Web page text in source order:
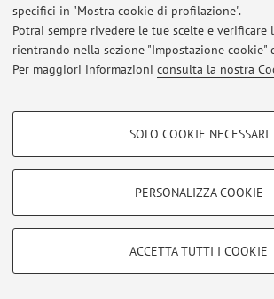
specifici in "Mostra cookie di profilazione".
Potrai sempre rivedere le tue scelte e verificare
rientrando nella sezione "Impostazione cookie"
Per maggiori informazioni consulta la nostra
COOKIE DI PROFILAZIONE - FACOLTATIVI
COOKIE TECNICI - NECESSARI
Si tratta di cookie tecnici utilizzati, a titolo
SOLO COOKIE NECESSARI
PERSONALIZZA COOKIE
ACCETTA TUTTI I COOKIE
Area riservata
Accedi tramiteloginper gestire tutti i contenuti
© 2026 - ALMA MATER STUDIORUM -
Zamboni, 33 - 40126 Bologna - Partita